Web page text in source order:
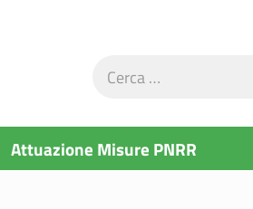
Cerca
Attuazione Misure PNRR